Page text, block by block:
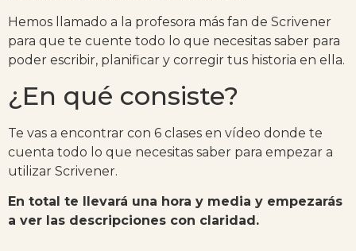
Hemos llamado a la profesora más fan de Scrivener
para que te cuente todo lo que necesitas saber para
poder escribir, planificar y corregir tus historia en ella.
¿En qué consiste?
Te vas a encontrar con 6 clases en vídeo donde te
cuenta todo lo que necesitas saber para empezar a
utilizar Scrivener.
En total te llevará una hora y media y empezarás
a ver las descripciones con claridad.